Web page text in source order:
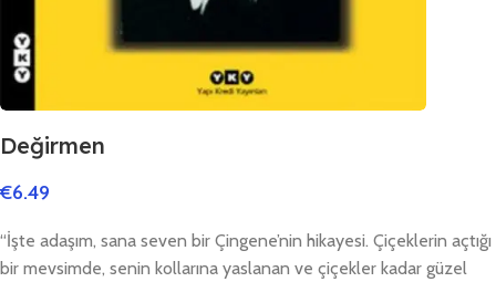
Değirmen
€6.49
“İşte adaşım, sana seven bir Çingene’nin hikayesi. Çiçeklerin açtığı
bir mevsimde, senin kollarına yaslanan ve çiçekler kadar güzel